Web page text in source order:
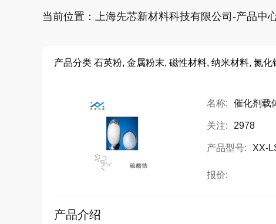
当前位置：上海先芯新材料科技有限公司-产品中
产品分类 石英粉, 金属粉末, 磁性材料, 纳米材料, 氮化
名称: 催化剂载
关注: 2978
产品型号: XX-
报价:
产品介绍